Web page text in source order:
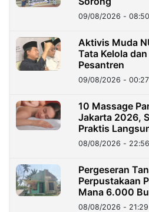
09/08/2026 - 08:50
Aktivis Muda
Tata Kelola
Pesantren
09/08/2026 - 00:27
10 Massage
Jakarta 2026,
Praktis
08/08/2026 - 22:56
Pergeseran
Perpustakaan
Mana 6.000
Kini?
08/08/2026 - 21:29